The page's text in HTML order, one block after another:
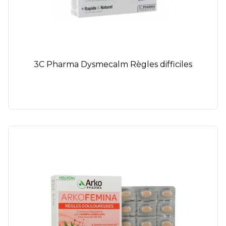
3C Pharma Dysmecalm Règles difficiles